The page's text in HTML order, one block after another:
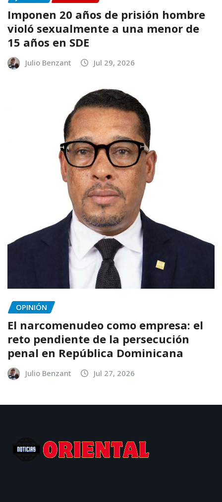
Imponen 20 años de prisión hombre
violó sexualmente a una menor de
15 años en SDE
Julio Benzant Jul 29, 2026
OPINIÓN
El narcomenudeo como empresa: el
reto pendiente de la persecución
penal en República Dominicana
Julio Benzant Jul 27, 2026